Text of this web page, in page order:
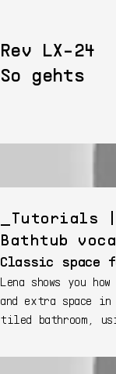
Rev LX-24
So gehts
Tutorials |
Bathtub
Classic space
Lena shows you
and extra space
tiled bathroom,